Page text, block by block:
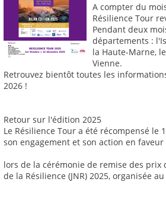
A compter du
Résilience Tour
Pendant deux
départements :
la Haute-Marne,
Vienne.
Retrouvez bientôt toutes les
2026 !
Retour sur l'édition 2025
Le Résilience Tour a été récompensé le
son engagement et son action en
lors de la cérémonie de remise des prix
de la Résilience (JNR) 2025, organisée